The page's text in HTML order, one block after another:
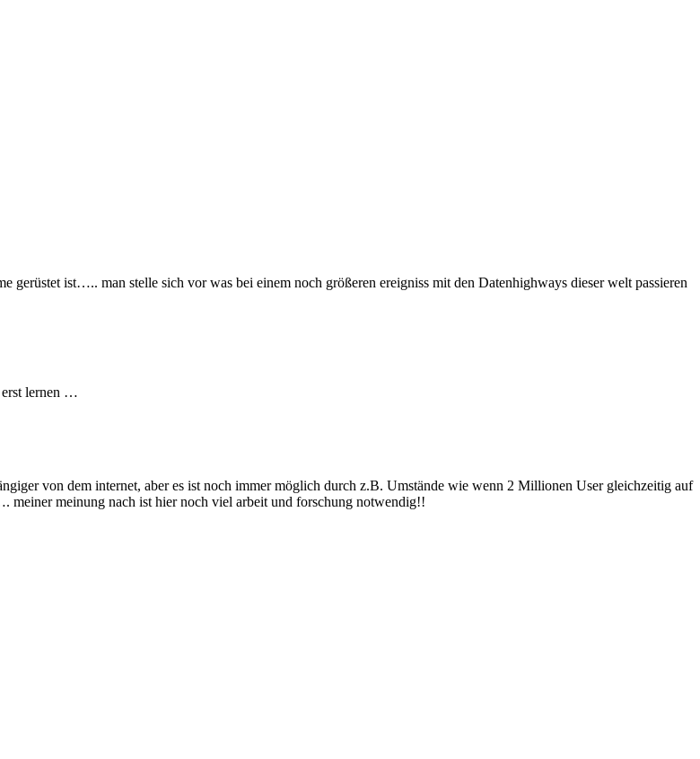
gerüstet ist….. man stelle sich vor was bei einem noch größeren ereigniss mit den Datenhighways dieser welt passieren
erst lernen …
von dem internet, aber es ist noch immer möglich durch z.B. Umstände wie wenn 2 Millionen User gleichzeitig auf
meiner meinung nach ist hier noch viel arbeit und forschung notwendig!!